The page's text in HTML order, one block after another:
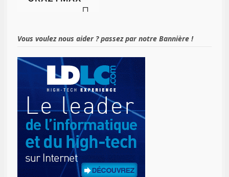
Vous voulez nous aider ? passez par notre Bannière !